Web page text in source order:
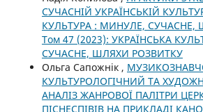
СУЧАСНІЙ УКРАЇНСЬКІЙ
КУЛЬТУРА : МИНУЛЕ, СУЧАСНЕ,
Том 47 (2023): УКРАЇНСЬКА
СУЧАСНЕ, ШЛЯХИ РОЗВИТКУ
Ольга Сапожнік ,
КУЛЬТУРОЛОГІЧНИЙ ТА
АНАЛІЗ ЖАНРОВОЇ ПАЛІТРИ
ПІСНЕСПІВІВ НА ПРИКЛАДІ